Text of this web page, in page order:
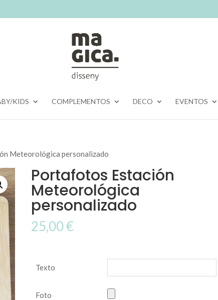
KIDS COMPLEMENTOS DECO EVENTOS
Meteorológica personalizado
Portafotos Estación
Meteorológica
personalizado
25,00€
Texto
Foto